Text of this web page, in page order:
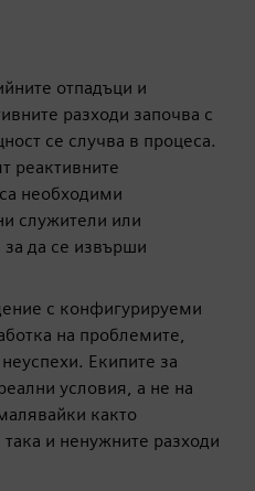
отпадъци и
разходи започва с
се случва в процеса.
реактивните
необходими
служители или
за да се извърши
с конфигурируеми
на проблемите,
Екипите за
условия, а не на
както
и ненужните разходи